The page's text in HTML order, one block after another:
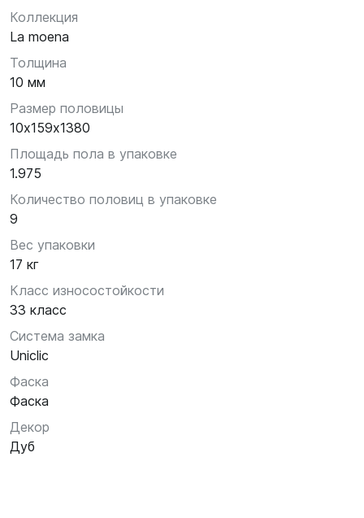
Коллекция
La moena
Толщина
10 мм
Размер половицы
10х159х1380
Площадь пола в упаковке
1.975
Количество половиц в упаковке
9
Вес упаковки
17 кг
Класс износостойкости
33 класс
Система замка
Uniclic
Фаска
Фаска
Декор
Дуб